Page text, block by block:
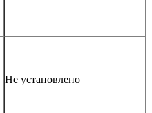
Не установлено